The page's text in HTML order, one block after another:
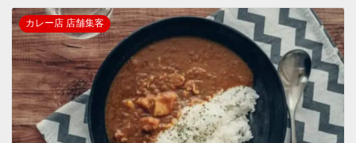
カレー店 店舗集客